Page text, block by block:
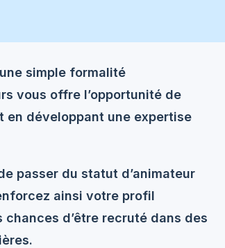
simple formalité
vous offre l’opportunité de
en développant une expertise
passer du statut d’animateur
ainsi votre profil
d’être recruté dans des